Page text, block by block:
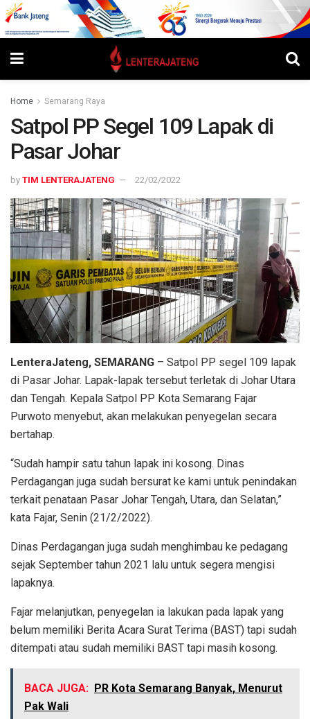
Home Semarang Raya
Satpol PP Segel 109 Lapak di
Pasar Johar
by TIM LENTERAJATENG 22/02/2022
LenteraJateng, SEMARANG – Satpol PP segel 109 lapak
di Pasar Johar. Lapak-lapak tersebut terletak di Johar Utara
dan Tengah. Kepala Satpol PP Kota Semarang Fajar
Purwoto menyebut, akan melakukan penyegelan secara
bertahap.
“Sudah hampir satu tahun lapak ini kosong. Dinas
Perdagangan juga sudah bersurat ke kami untuk penindakan
terkait penataan Pasar Johar Tengah, Utara, dan Selatan,”
kata Fajar, Senin (21/2/2022).
Dinas Perdagangan juga sudah menghimbau ke pedagang
sejak September tahun 2021 lalu untuk segera mengisi
lapaknya.
Fajar melanjutkan, penyegelan ia lakukan pada lapak yang
belum memiliki Berita Acara Surat Terima (BAST) tapi sudah
ditempati atau sudah memiliki BAST tapi masih kosong.
BACA JUGA: PR Kota Semarang Banyak, Menurut
Pak Wali